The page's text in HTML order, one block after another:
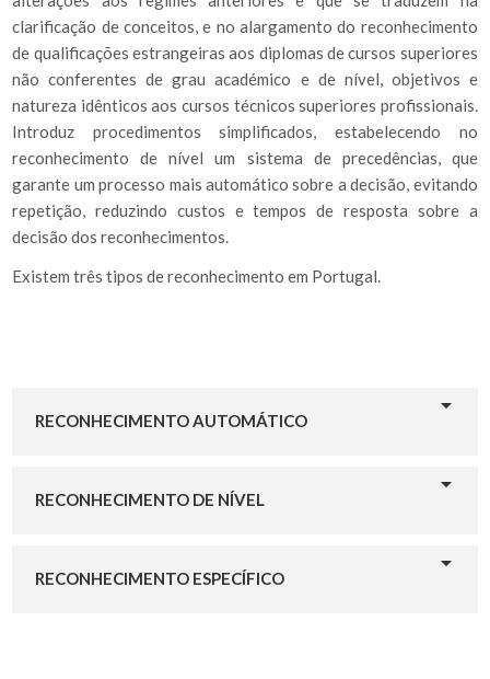
clarificação de conceitos, e no alargamento do reconhecimento
de qualificações estrangeiras aos diplomas de cursos superiores
não conferentes de grau académico e de nível, objetivos e
natureza idênticos aos cursos técnicos superiores profissionais.
Introduz procedimentos simplificados, estabelecendo no
reconhecimento de nível um sistema de precedências, que
garante um processo mais automático sobre a decisão, evitando
repetição, reduzindo custos e tempos de resposta sobre a
decisão dos reconhecimentos.
Existem três tipos de reconhecimento em Portugal.
RECONHECIMENTO AUTOMÁTICO
RECONHECIMENTO DE NÍVEL
RECONHECIMENTO ESPECÍFICO